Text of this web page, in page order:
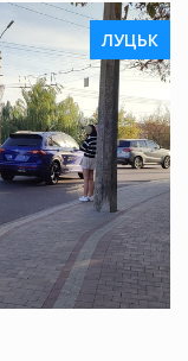
ЛУЦЬК